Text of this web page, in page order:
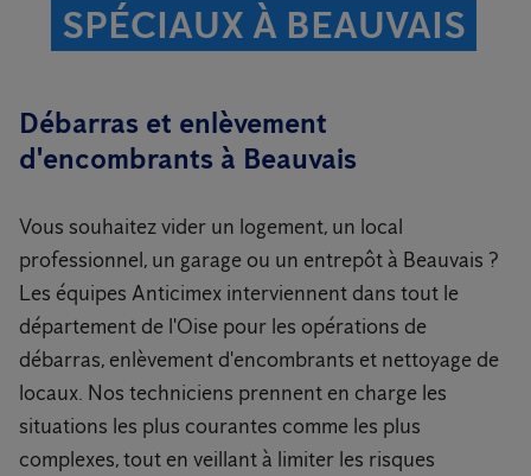
SPÉCIAUX À BEAUVAIS
Débarras et enlèvement
d'encombrants à Beauvais
Vous souhaitez vider un logement, un local
professionnel, un garage ou un entrepôt à Beauvais ?
Les équipes Anticimex interviennent dans tout le
département de l'Oise pour les opérations de
débarras, enlèvement d'encombrants et nettoyage de
locaux. Nos techniciens prennent en charge les
situations les plus courantes comme les plus
complexes, tout en veillant à limiter les risques